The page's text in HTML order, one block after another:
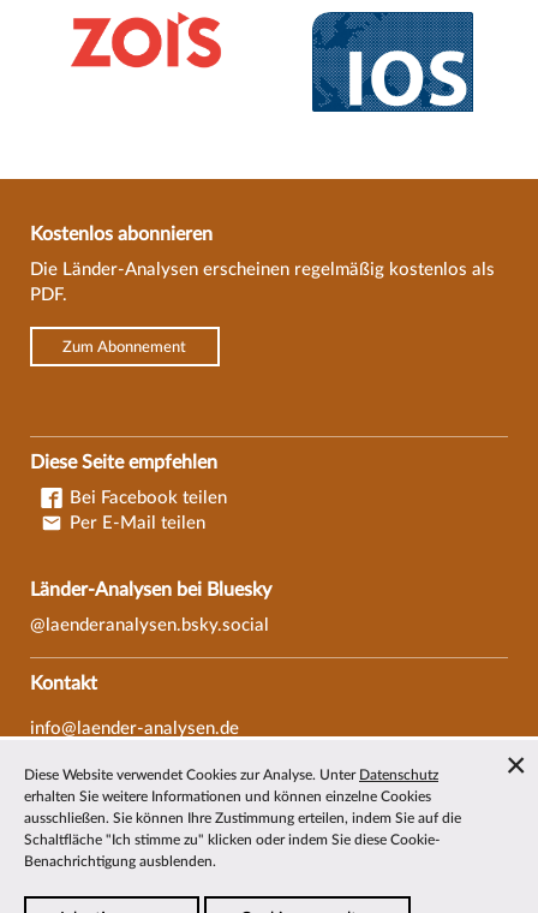
Kostenlos abonnieren
Die Länder-Analysen erscheinen regelmäßig kostenlos als
PDF.
Zum Abonnement
Diese Seite empfehlen
Bei Facebook teilen
Per E-Mail teilen
Länder-Analysen bei Bluesky
@laenderanalysen.bsky.social
Kontakt
info@laender-analysen.de
Fax: 0421/218-69607
Redaktionen
Wissenschaftliche Beiräte
Über die Länder-Analysen
Diese Website verwendet Cookies zur Analyse. Unter Datenschutz
erhalten Sie weitere Informationen und können einzelne Cookies
ausschließen. Sie können Ihre Zustimmung erteilen, indem Sie auf die
Schaltfläche "Ich stimme zu" klicken oder indem Sie diese Cookie-
Benachrichtigung ausblenden.